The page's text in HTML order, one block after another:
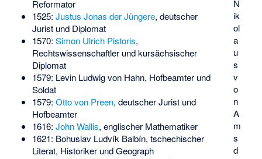
N
ik
ol
a
u
s
v
o
n
A
m
s
d
Reformator
1525: Justus Jonas der Jüngere, deutscher
Jurist und Diplomat
1570: Simon Ulrich Pistoris,
Rechtswissenschaftler und kursächsischer
Diplomat
1579: Levin Ludwig von Hahn, Hofbeamter und
Soldat
1579: Otto von Preen, deutscher Jurist und
Hofbeamter
1616: John Wallis, englischer Mathematiker
1621: Bohuslav Ludvík Balbín, tschechischer
Literat, Historiker und Geograph